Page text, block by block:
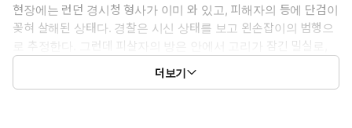
현장에는 런던 경시청 형사가 이미 와 있고, 피해자의 등에 단검이
꽂혀 살해된 상태다. 경찰은 시신 상태를 보고 왼손잡이의 범행으
로 추정한다. 그런데 피살자의 방은 안에서 고리가 잠긴 밀실로,
범인이 어떻게 빠져 나갔는지 오리무중이다.
더보기